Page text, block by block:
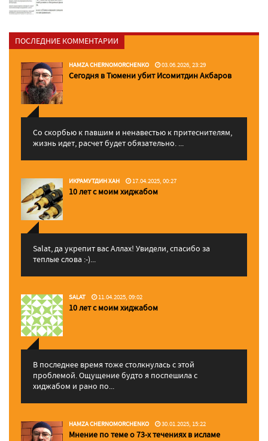
ПОСЛЕДНИЕ КОММЕНТАРИИ
HAMZA CHERNOMORCHENKO 03.06.2026, 23:29
Сегодня в Тюмени убит Исомитдин Акбаров
Со скорбью к павшим и ненавестью к притеснителям,
жизнь идет, расчет будет обязательно. ...
ИКРАМУТДИН ХАН 17.04.2025, 00:27
10 лет с моим хиджабом
Salat, да укрепит вас Аллаx! Увидели, спасибо за
теплые слова :-)...
SALAT 11.04.2025, 09:02
10 лет с моим хиджабом
В последнее время тоже столкнулась с этой
проблемой. Ощущение будто я поспешила с
хиджабом и рано по...
HAMZA CHERNOMORCHENKO 30.01.2025, 15:22
Мнение по теме о 73-х течениях в исламе